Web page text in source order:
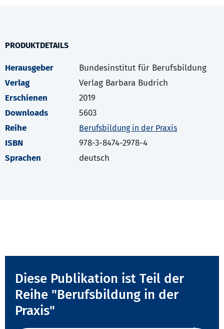
PRODUKTDETAILS
Herausgeber
Bundesinstitut für Berufsbildung
Verlag
Verlag Barbara Budrich
Erschienen
2019
Downloads
5603
Reihe
Berufsbildung in der Praxis
ISBN
978-3-8474-2978-4
Sprachen
deutsch
Diese Publikation ist Teil der
Reihe "Berufsbildung in der
Praxis"